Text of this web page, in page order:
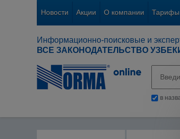
Новости Акции О компании Тарифы
Информационно-поисковые и
ВСЕ ЗАКОНОДАТЕЛЬСТВО
в